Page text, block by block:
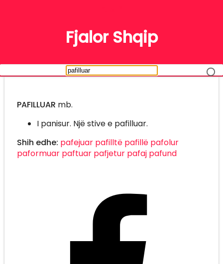
Fjalor Shqip
PAFILLUAR mb.
I panisur. Një stive e pafilluar.
Shih edhe: pafejuar pafilltë pafillë pafolur
paformuar paftuar pafjetur pafaj pafund